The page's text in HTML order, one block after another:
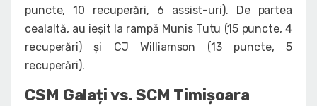
puncte, 10 recuperări, 6 assist-uri). De partea
cealaltă, au ieșit la rampă Munis Tutu (15 puncte, 4
recuperări) și CJ Williamson (13 puncte, 5
recuperări).
CSM Galați vs. SCM Timișoara